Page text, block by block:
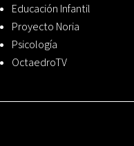
Educación Infantil
Proyecto Noria
Psicología
OctaedroTV